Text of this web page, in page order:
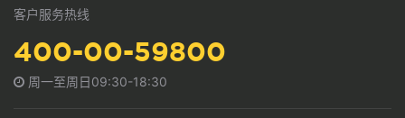
客户服务热线
400-00-59800
周一至周日09:30-18:30